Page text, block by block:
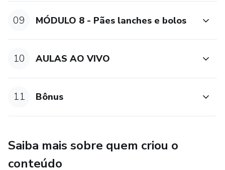
09 MÓDULO 8 - Pães lanches e bolos
10 AULAS AO VIVO
11 Bônus
Saiba mais sobre quem criou o
conteúdo